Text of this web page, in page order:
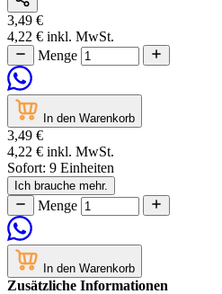
3,49 €
4,22 € inkl. MwSt.
Menge
In den Warenkorb
3,49 €
4,22 € inkl. MwSt.
Sofort: 9 Einheiten
Ich brauche mehr.
Menge
In den Warenkorb
Zusätzliche Informationen